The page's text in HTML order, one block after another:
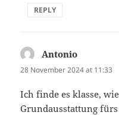
REPLY
Antonio
28 November 2024 at 11:33
Ich finde es klasse,
Grundausstattung